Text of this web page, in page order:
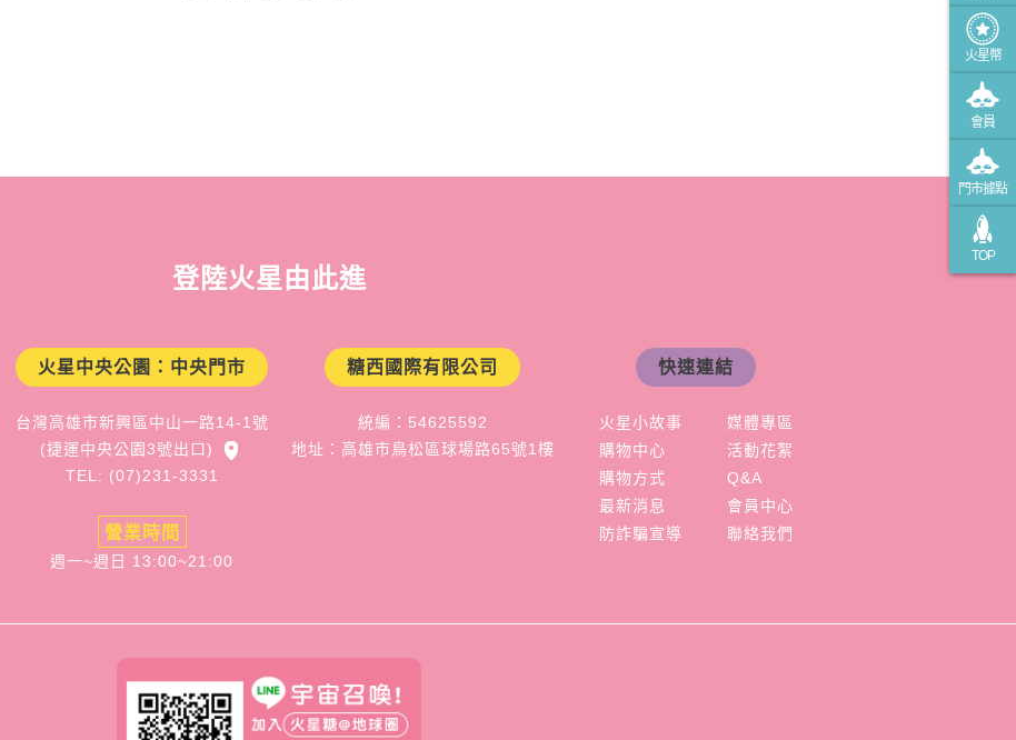
火星幣
會員
門市據點
TOP
登陸火星由此進
火星中央公園：中央門市
台灣高雄市新興區中山一路14-1號
(捷運中央公園3號出口)
TEL: (07)231-3331
營業時間
週一~週日 13:00~21:00
糖西國際有限公司
統編：54625592
地址：高雄市鳥松區球場路65號1樓
快速連結
火星小故事
購物中心
購物方式
最新消息
防詐騙宣導
媒體專區
活動花絮
Q&A
會員中心
聯絡我們